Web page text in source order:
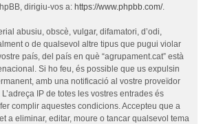
dirigiu-vos a: https://www.phpbb.com/.
abusiu, obscè, vulgar, difamatori, d’odi,
o de qualsevol altre tipus que pugui violar
país, del país en què “agrupament.cat” està
Si ho feu, és possible que us expulsin
amb una notificació al vostre proveïdor
IP de totes les vostres entrades és
complir aquestes condicions. Accepteu que a
a eliminar, editar, moure o tancar qualsevol tema